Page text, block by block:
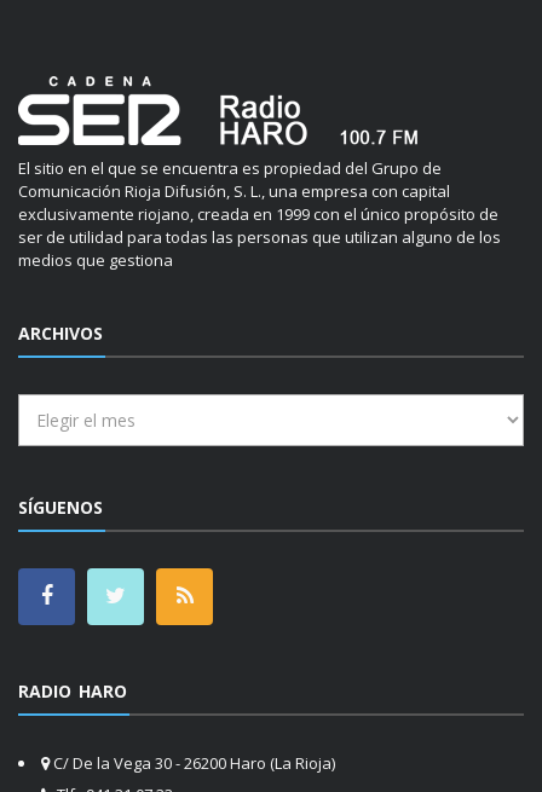
El sitio en el que se encuentra es propiedad del Grupo de
Comunicación Rioja Difusión, S. L., una empresa con capital
exclusivamente riojano, creada en 1999 con el único propósito de
ser de utilidad para todas las personas que utilizan alguno de los
medios que gestiona
ARCHIVOS
SÍGUENOS
RADIO HARO
C/ De la Vega 30 - 26200 Haro (La Rioja)